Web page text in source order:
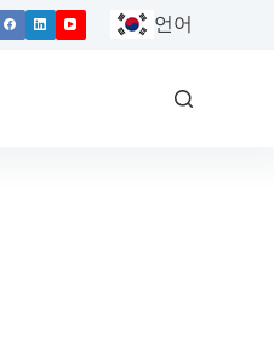
언어